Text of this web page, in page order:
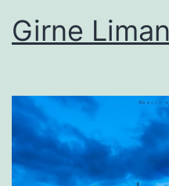
Girne